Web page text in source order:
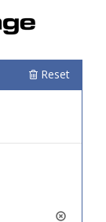
Reset